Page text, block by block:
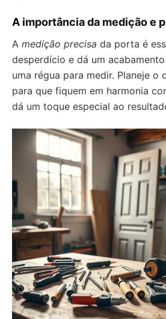
A importância da medição e
A medição precisa da porta é
desperdício e dá um
uma régua para medir. Planeje o
para que fiquem em harmonia
dá um toque especial ao